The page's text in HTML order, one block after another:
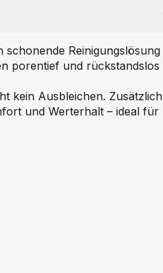
Reinigungslösung
porentief und rückstandslos
kein Ausbleichen. Zusätzlich
und Werterhalt – ideal für